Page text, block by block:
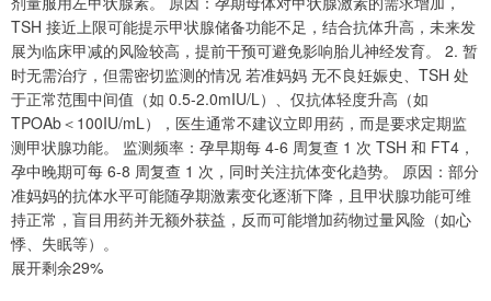
TSH 接近上限可能提示甲状腺储备功能不足，结合抗体升高，未来发
展为临床甲减的风险较高，提前干预可避免影响胎儿神经发育。 2. 暂
时无需治疗，但需密切监测的情况 若准妈妈 无不良妊娠史、TSH 处
于正常范围中间值（如 0.5-2.0mIU/L）、仅抗体轻度升高（如
TPOAb＜100IU/mL），医生通常不建议立即用药，而是要求定期监
测甲状腺功能。 监测频率：孕早期每 4-6 周复查 1 次 TSH 和 FT4，
孕中晚期可每 6-8 周复查 1 次，同时关注抗体变化趋势。 原因：部分
准妈妈的抗体水平可能随孕期激素变化逐渐下降，且甲状腺功能可维
持正常，盲目用药并无额外获益，反而可能增加药物过量风险（如心
悸、失眠等）。
展开剩余29%